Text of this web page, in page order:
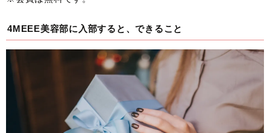
4MEEE美容部に入部すると、できること